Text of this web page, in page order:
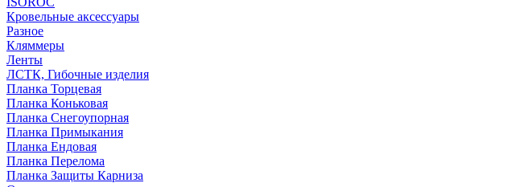
Кровельные аксессуары
Разное
Кляммеры
Ленты
ЛСТК, Гибочные изделия
Планка Торцевая
Планка Коньковая
Планка Снегоупорная
Планка Примыкания
Планка Ендовая
Планка Перелома
Планка Защиты Карниза